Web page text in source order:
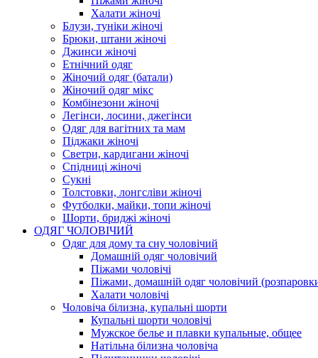
Халати жіночі
Блузи, туніки жіночі
Брюки, штани жіночі
Джинси жіночі
Етнічний одяг
Жіночий одяг (батали)
Жіночий одяг мікс
Комбінезони жіночі
Легінси, лосини, джегінси
Одяг для вагітних та мам
Піджаки жіночі
Светри, кардигани жіночі
Спідниці жіночі
Сукні
Толстовки, лонгсліви жіночі
Футболки, майки, топи жіночі
Шорти, бриджі жіночі
ОДЯГ ЧОЛОВІЧИЙ
Одяг для дому та сну чоловічий
Домашній одяг чоловічий
Піжами чоловічі
Піжами, домашній одяг чоловічий
Халати чоловічі
Чоловіча білизна, купальні шорти
Купальні шорти чоловічі
Мужское белье и плавки купальные, общее
Натільна білизна чоловіча